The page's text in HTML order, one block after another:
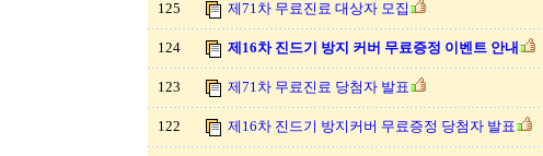
125 제71차 무료진료 대상자 모집
124 제16차 진드기 방지 커버 무료증정 이벤트 안내
123 제71차 무료진료 당첨자 발표
122 제16차 진드기 방지커버 무료증정 당첨자 발표